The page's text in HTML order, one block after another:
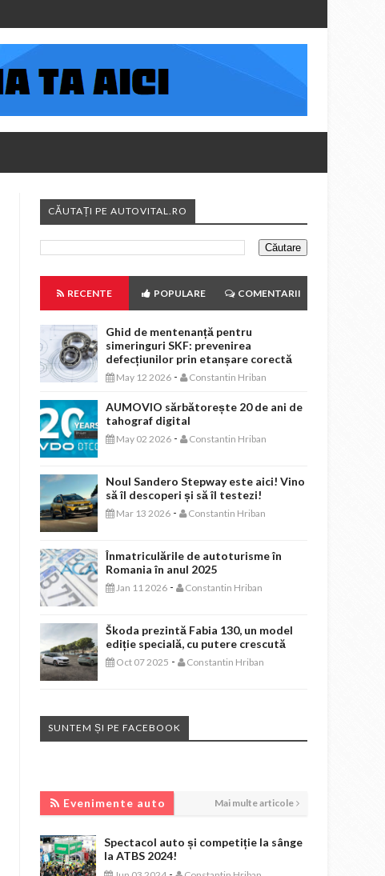
CĂUTAȚI PE AUTOVITAL.RO
RECENTE POPULARE COMENTARII
Ghid de mentenanță pentru
simeringuri SKF: prevenirea
defecțiunilor prin etanșare corectă
May 12 2026 - Constantin Hriban
AUMOVIO sărbătorește 20 de ani de
tahograf digital
May 02 2026 - Constantin Hriban
Noul Sandero Stepway este aici! Vino
să îl descoperi și să îl testezi!
Mar 13 2026 - Constantin Hriban
Înmatriculările de autoturisme în
Romania în anul 2025
Jan 11 2026 - Constantin Hriban
Škoda prezintă Fabia 130, un model
ediție specială, cu putere crescută
Oct 07 2025 - Constantin Hriban
SUNTEM ȘI PE FACEBOOK
Evenimente auto Mai multe articole
Spectacol auto și competiție la sânge
la ATBS 2024!